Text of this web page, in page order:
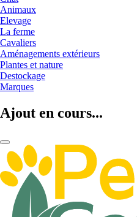
Animaux
Elevage
La ferme
Cavaliers
Aménagements extérieurs
Plantes et nature
Destockage
Marques
Ajout en cours...